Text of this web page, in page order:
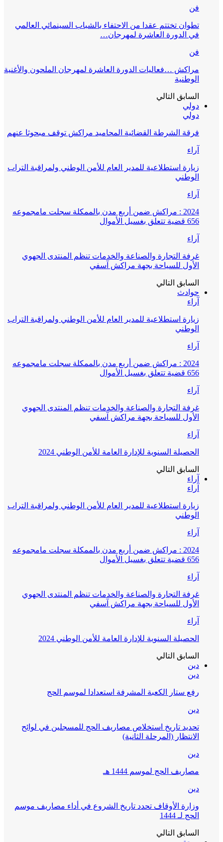
فن
تطوان تختتم عقدا من الاحتفاء بالشباب السينمائي العالمي
في الدورة العاشرة لمهرجان…
فن
مراكش …فعاليات الدورة العاشرة لمهرجان الملحون والأغنية
الوطنية
السابق التالي
دولي
دولي
فرقة الشرطة القضائية المحاميد مراكش توقف مبحوثا عنهم
آراء
زيارة استطلاعية للمدير العام للأمن الوطني ولمراقبة التراب
الوطني
آراء
2024 : مراكش ضمن أربع مدن بالممكلة سجلت مامجموعه
656 قضية تتعلق بغسيل الأموال
آراء
غرفة التجارة والصناعة والخدمات تنظم المنتدى الجهوي
الأول للسياحة بجهة مراكش آسفي
السابق التالي
حوادث
آراء
زيارة استطلاعية للمدير العام للأمن الوطني ولمراقبة التراب
الوطني
آراء
2024 : مراكش ضمن أربع مدن بالممكلة سجلت مامجموعه
656 قضية تتعلق بغسيل الأموال
آراء
غرفة التجارة والصناعة والخدمات تنظم المنتدى الجهوي
الأول للسياحة بجهة مراكش آسفي
آراء
الحصيلة السنوية للإدارة العامة للأمن الوطني 2024
السابق التالي
آراء
آراء
زيارة استطلاعية للمدير العام للأمن الوطني ولمراقبة التراب
الوطني
آراء
2024 : مراكش ضمن أربع مدن بالممكلة سجلت مامجموعه
656 قضية تتعلق بغسيل الأموال
آراء
غرفة التجارة والصناعة والخدمات تنظم المنتدى الجهوي
الأول للسياحة بجهة مراكش آسفي
آراء
الحصيلة السنوية للإدارة العامة للأمن الوطني 2024
السابق التالي
دين
دين
رفع ستار الكعبة المشرفة استعدادا لموسم الحج
دين
تحديد تاريخ استخلاص مصاريف الحج للمسجلين في لوائح
الانتظار (المرحلة الثانية)
دين
مصاريف الحج لموسم 1444 هـ
دين
وزارة الأوقاف تحدد تاريخ الشروع في أداء مصاريف موسم
الحج لـ 1444
السابق التالي